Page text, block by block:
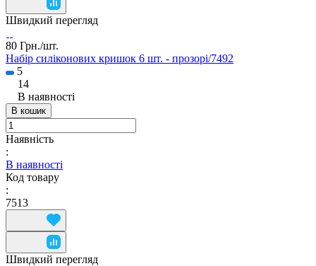
Швидкий перегляд
80 Грн./шт.
Набір силіконових кришок 6 шт. - прозорі/7492
5
14
В наявності
В кошик
Наявність
:
В наявності
Код товару
:
7513
Швидкий перегляд